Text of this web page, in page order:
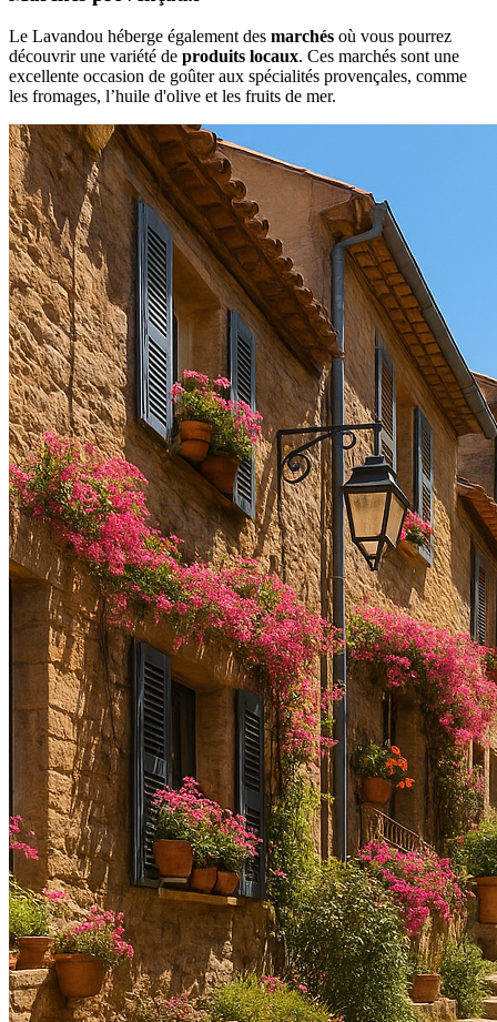
Le Lavandou héberge également des marchés où vous pourrez
découvrir une variété de produits locaux. Ces marchés sont une
excellente occasion de goûter aux spécialités provençales, comme
les fromages, l’huile d'olive et les fruits de mer.